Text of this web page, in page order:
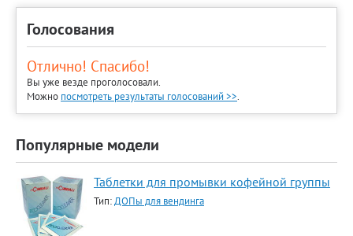
Голосования
Отлично! Спасибо!
Вы уже везде проголосовали.
Можно посмотреть результаты голосований >>.
Популярные модели
Таблетки для промывки кофейной группы
Тип:ДОПы для вендинга